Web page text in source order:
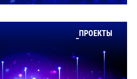
ПРОЕКТЫ